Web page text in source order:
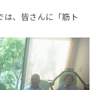
は、皆さんに「筋ト